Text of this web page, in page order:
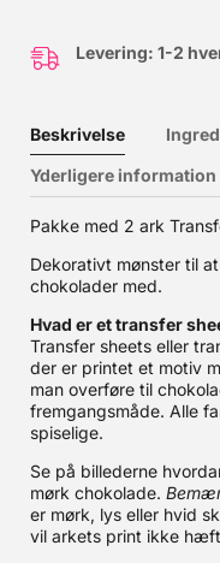
Levering: 1-2
Beskrivelse
Yderligere information
Pakke med 2 ark
Dekorativt mønster til
chokolader med.
Hvad er et transfer
Transfer sheets eller
der er printet et motiv
man overføre til
fremgangsmåde. Alle
spiselige.
Se på billederne
mørk chokolade.
er mørk, lys eller hvid
vil arkets print ikke